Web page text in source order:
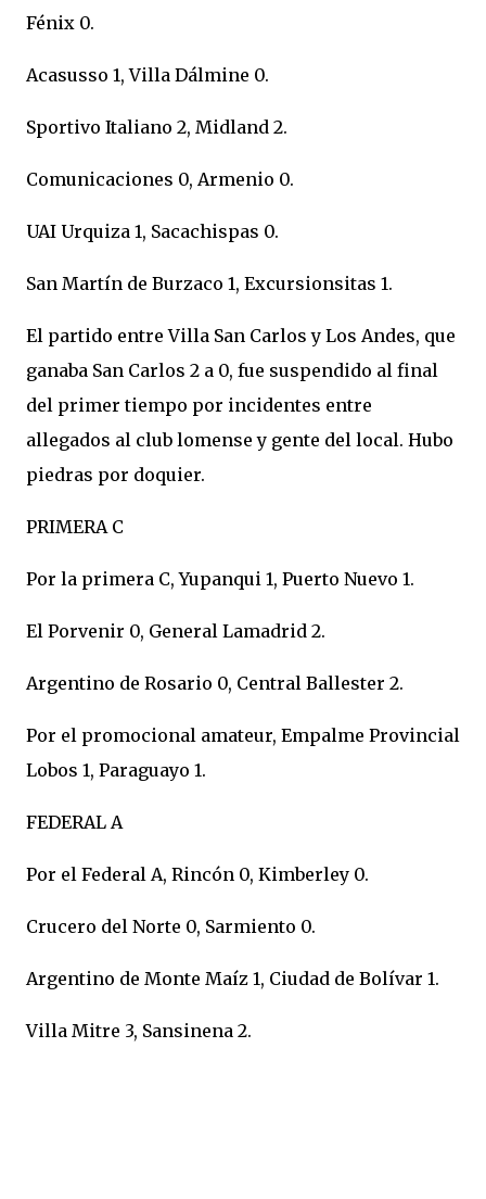
Fénix 0.
Acasusso 1, Villa Dálmine 0.
Sportivo Italiano 2, Midland 2.
Comunicaciones 0, Armenio 0.
UAI Urquiza 1, Sacachispas 0.
San Martín de Burzaco 1, Excursionsitas 1.
El partido entre Villa San Carlos y Los Andes, que
ganaba San Carlos 2 a 0, fue suspendido al final
del primer tiempo por incidentes entre
allegados al club lomense y gente del local. Hubo
piedras por doquier.
PRIMERA C
Por la primera C, Yupanqui 1, Puerto Nuevo 1.
El Porvenir 0, General Lamadrid 2.
Argentino de Rosario 0, Central Ballester 2.
Por el promocional amateur, Empalme Provincial
Lobos 1, Paraguayo 1.
FEDERAL A
Por el Federal A, Rincón 0, Kimberley 0.
Crucero del Norte 0, Sarmiento 0.
Argentino de Monte Maíz 1, Ciudad de Bolívar 1.
Villa Mitre 3, Sansinena 2.